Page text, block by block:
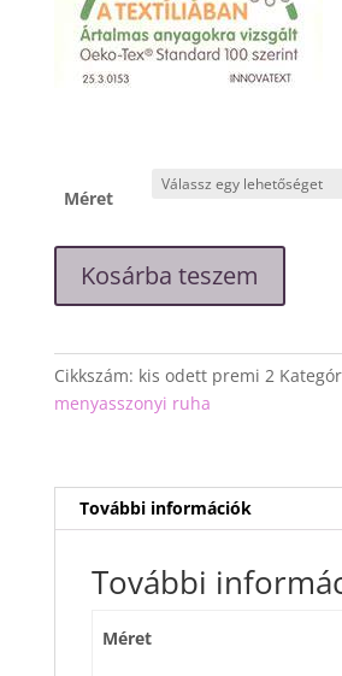
Méret
Odett"
krém
ruha
mennyiség
Kosárba teszem
Cikkszám: kis odett premi 2
menyasszonyi ruha
További információk
További
Méret